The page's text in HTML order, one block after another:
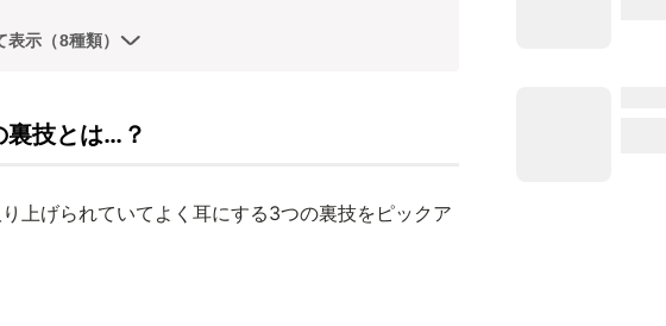
表示（8種類）
裏技とは…？
上げられていてよく耳にする3つの裏技をピックア